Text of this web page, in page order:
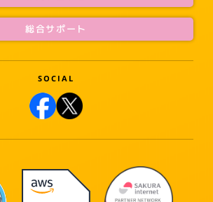
総合サポート